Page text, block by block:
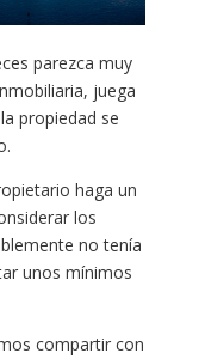
parezca muy
juega
propiedad se
haga un
los
no tenía
unos mínimos
compartir con